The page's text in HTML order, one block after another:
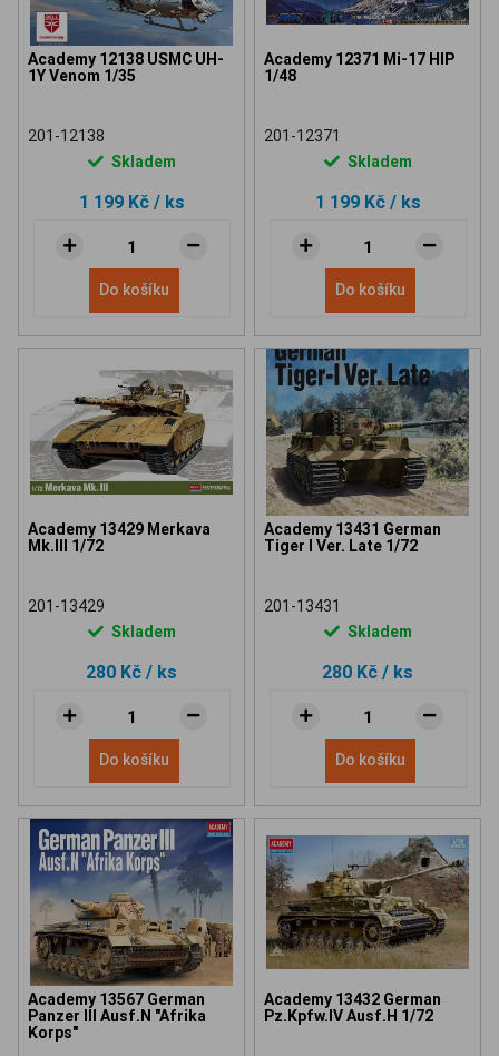
Academy 12138 USMC UH-
1Y Venom 1/35
201-12138
Skladem
1 199 Kč / ks
Do košíku
Academy 12371 Mi-17 HIP
1/48
201-12371
Skladem
1 199 Kč / ks
Do košíku
Academy 13429 Merkava
Mk.III 1/72
201-13429
Skladem
280 Kč / ks
Do košíku
Academy 13431 German
Tiger I Ver. Late 1/72
201-13431
Skladem
280 Kč / ks
Do košíku
Academy 13567 German
Panzer III Ausf.N "Afrika
Korps"
Academy 13432 German
Pz.Kpfw.IV Ausf.H 1/72